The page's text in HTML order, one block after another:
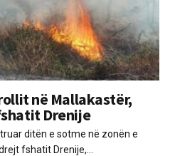
në Mallakastër,
Drenije
ditën e sotme në zonën e
fshatit Drenije,...